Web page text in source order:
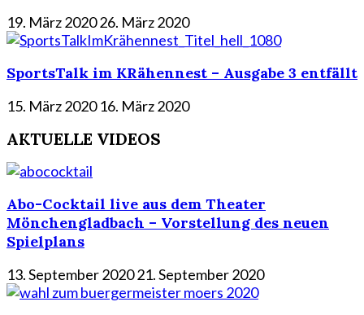
19. März 202026. März 2020
SportsTalk im KRähennest – Ausgabe 3 entfällt
15. März 2020 16. März 2020
AKTUELLE VIDEOS
Abo-Cocktail live aus dem Theater
Mönchengladbach – Vorstellung des neuen
Spielplans
13. September 202021. September 2020